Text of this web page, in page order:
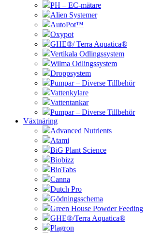
PH – EC-mätare
Alien Systemer
AutoPot™
Oxypot
GHE®/ Terra Aquatica®
Vertikala Odlingssystem
Wilma Odlingssystem
Droppsystem
Pumpar – Diverse Tillbehör
Vattenkylare
Vattentankar
Pumpar – Diverse Tillbehör
Växtnäring
Advanced Nutrients
Atami
BiG Plant Science
Biobizz
BioTabs
Canna
Dutch Pro
Gödningsschema
Green House Powder Feeding
GHE®/Terra Aquatica®
Plagron